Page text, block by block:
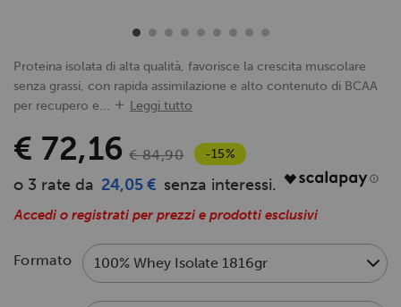
Proteina isolata di alta qualità, favorisce la crescita muscolare
senza grassi, con rapida assimilazione e alto contenuto di BCAA
per recupero e...
Leggi tutto
€ 72,16 € 84,90 -15%
24,05 €
Accedi o registrati per prezzi e prodotti esclusivi
Formato